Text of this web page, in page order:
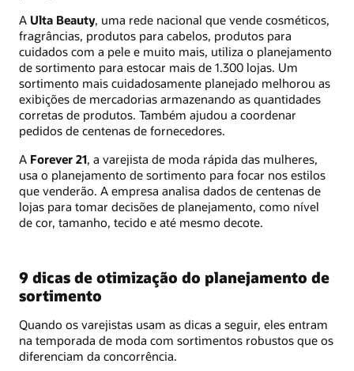
A Ulta Beauty, uma rede nacional que vende cosméticos,
fragrâncias, produtos para cabelos, produtos para
cuidados com a pele e muito mais, utiliza o planejamento
de sortimento para estocar mais de 1.300 lojas. Um
sortimento mais cuidadosamente planejado melhorou as
exibições de mercadorias armazenando as quantidades
corretas de produtos. Também ajudou a coordenar
pedidos de centenas de fornecedores.
A Forever 21, a varejista de moda rápida das mulheres,
usa o planejamento de sortimento para focar nos estilos
que venderão. A empresa analisa dados de centenas de
lojas para tomar decisões de planejamento, como nível
de cor, tamanho, tecido e até mesmo decote.
9 dicas de otimização do planejamento de
sortimento
Quando os varejistas usam as dicas a seguir, eles entram
na temporada de moda com sortimentos robustos que os
diferenciam da concorrência.